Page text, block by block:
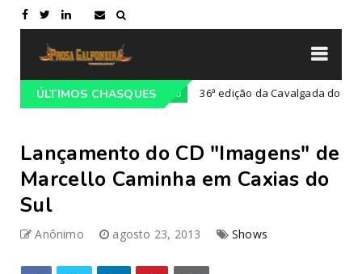
ÚLTIMOS CHASQUES
Costa Doce Campeiro 36ª edição da Cavalgada do Mar
Lançamento do CD "Imagens" de
Marcello Caminha em Caxias do
Sul
Anônimo agosto 23, 2013 Shows